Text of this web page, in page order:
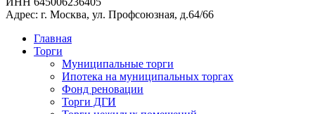
Адрес: г. Москва, ул. Профсоюзная, д.64/66
Главная
Торги
Муниципальные торги
Ипотека на муниципальных торгах
Фонд реновации
Торги ДГИ